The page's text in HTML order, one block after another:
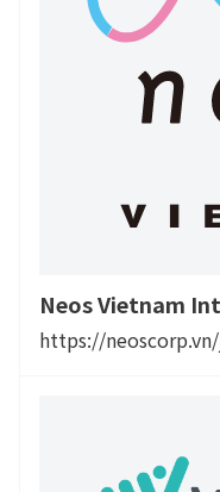
Neos Vietnam
https://